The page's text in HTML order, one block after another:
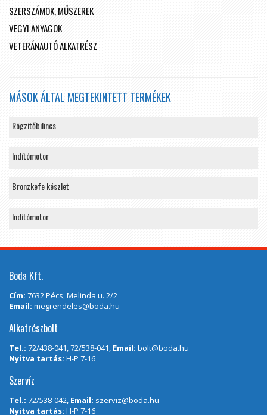
SZERSZÁMOK, MŰSZEREK
VEGYI ANYAGOK
VETERÁNAUTÓ ALKATRÉSZ
MÁSOK ÁLTAL MEGTEKINTETT TERMÉKEK
Rögzítőbilincs
Indítómotor
Bronzkefe készlet
Indítómotor
Boda Kft.
Cím: 7632 Pécs, Melinda u. 2/2
Email: megrendeles@boda.hu
Alkatrészbolt
Tel.: 72/438-041, 72/538-041, Email: bolt@boda.hu
Nyitva tartás: H-P 7-16
Szervíz
Tel.: 72/538-042, Email: szerviz@boda.hu
Nyitva tartás: H-P 7-16